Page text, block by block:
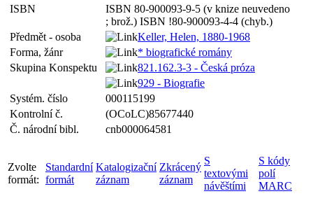
ISBN
ISBN 80-900093-9-5 (v knize neuvedeno
; brož.) ISBN !80-900093-4-4 (chyb.)
Předmět - osoba
Keller, Helen, 1880-1968
Forma, žánr
* biografické romány
Skupina Konspektu
821.162.3-3 - Česká próza
929 - Biografie
Systém. číslo
000115199
Kontrolní č.
(OCoLC)85677440
Č. národní bibl.
cnb000064581
Zvolte
formát:
Standardní
formát
Katalogizační
záznam
Zkrácený
záznam
S
textovými
návěštími
S kódy
polí
MARC